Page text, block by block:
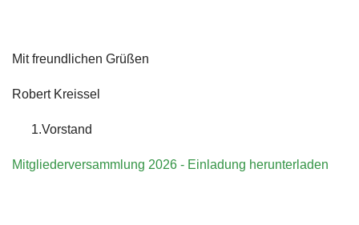
Mit freundlichen Grüßen
Robert Kreissel
1.Vorstand
Mitgliederversammlung 2026 - Einladung herunterladen